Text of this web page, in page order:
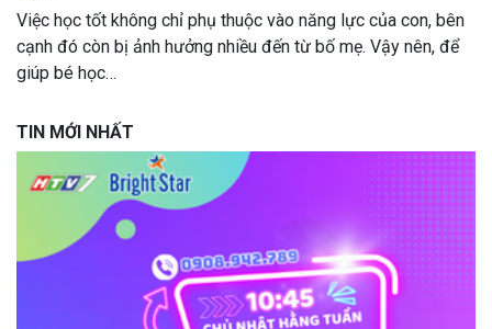
Việc học tốt không chỉ phụ thuộc vào năng lực của con, bên
cạnh đó còn bị ảnh hưởng nhiều đến từ bố mẹ. Vậy nên, để
giúp bé học…
TIN MỚI NHẤT